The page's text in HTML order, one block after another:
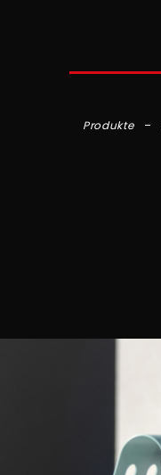
Produkte